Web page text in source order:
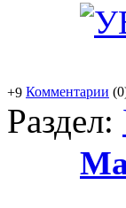
+9 Комментарии
Раздел: